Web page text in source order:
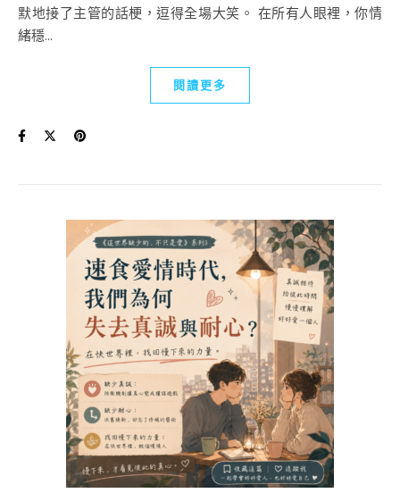
默地接了主管的話梗，逗得全場大笑。 在所有人眼裡，你情
緒穩...
閱讀更多